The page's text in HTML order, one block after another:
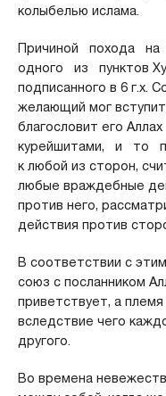
колыбелью ислама.
Причиной похода
одного из пунктов
подписанного в 6 г.х.
желающий мог
благословит его
курейшитами, и то
к любой из сторон,
любые враждебные
против него,
действия против
В соответствии с
союз с посланником
приветствует, а
вследствие чего
другого.
Во времена